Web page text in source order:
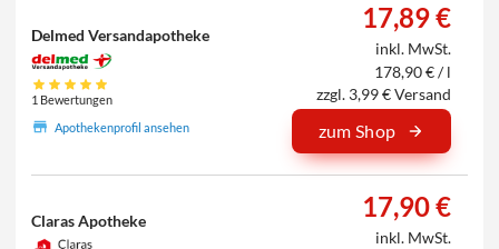
Delmed Versandapotheke
1 Bewertungen
Apothekenprofil ansehen
17,89 €
inkl. MwSt.
178,90 € / l
zzgl. 3,99 € Versand
zum Shop
Claras Apotheke 17,90 €
inkl. MwSt.